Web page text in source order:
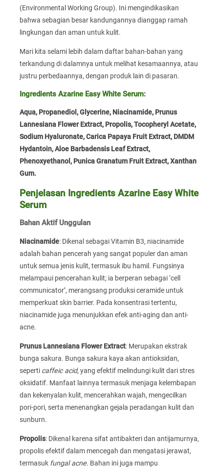
(Environmental Working Group). Ini mengindikasikan
bahwa sebagian besar kandungannya dianggap ramah
lingkungan dan aman untuk kulit.
Mari kita selami lebih dalam daftar bahan-bahan yang
terkandung di dalamnya untuk melihat kesamaannya, atau
justru perbedaannya, dengan produk lain di pasaran.
Ingredients Azarine Easy White Serum:
Aqua, Propanediol, Glycerine, Niacinamide, Prunus
Lannesiana Flower Extract, Propolis, Tocopheryl Acetate,
Sodium Hyaluronate, Carica Papaya Fruit Extract, DMDM
Hydantoin, Aloe Barbadensis Leaf Extract,
Phenoxyethanol, Punica Granatum Fruit Extract, Xanthan
Gum.
Penjelasan Ingredients Azarine Easy White
Serum
Bahan Aktif Unggulan
Niacinamide: Dikenal sebagai Vitamin B3, niacinamide
adalah bahan pencerah yang sangat populer dan aman
untuk semua jenis kulit, termasuk ibu hamil. Fungsinya
melampaui pencerahan kulit; ia berperan sebagai ‘cell
communicator’, merangsang produksi ceramide untuk
memperkuat skin barrier. Pada konsentrasi tertentu,
niacinamide juga menunjukkan efek anti-aging dan anti-
acne.
Prunus Lannesiana Flower Extract: Merupakan ekstrak
bunga sakura. Bunga sakura kaya akan antioksidan,
seperti caffeic acid, yang efektif melindungi kulit dari stres
oksidatif. Manfaat lainnya termasuk menjaga kelembapan
dan kekenyalan kulit, mencerahkan wajah, mengecilkan
pori-pori, serta menenangkan gejala peradangan kulit dan
sunburn.
Propolis: Dikenal karena sifat antibakteri dan antijamurnya,
propolis efektif dalam mencegah dan mengatasi jerawat,
termasuk fungal acne. Bahan ini juga mampu